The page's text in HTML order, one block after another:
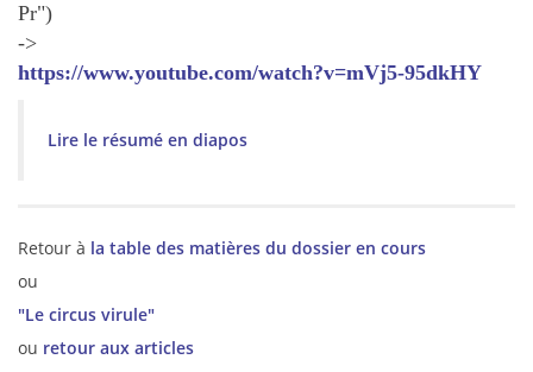
Pr")
->
https://www.youtube.com/watch?v=mVj5-95dkHY
Lire le résumé en diapos
Retour à la table des matières du dossier en cours
ou
"Le circus virule"
ou retour aux articles